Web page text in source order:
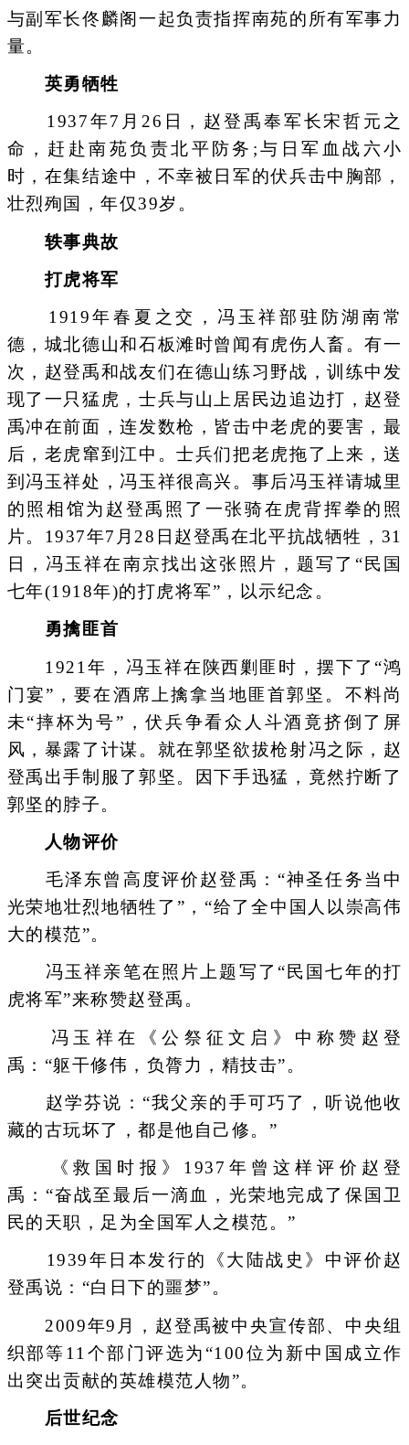
与副军长佟麟阁一起负责指挥南苑的所有军事力
量。
英勇牺牲
1937年7月26日，赵登禹奉军长宋哲元之
命，赶赴南苑负责北平防务;与日军血战六小
时，在集结途中，不幸被日军的伏兵击中胸部，
壮烈殉国，年仅39岁。
轶事典故
打虎将军
1919年春夏之交，冯玉祥部驻防湖南常
德，城北德山和石板滩时曾闻有虎伤人畜。有一
次，赵登禹和战友们在德山练习野战，训练中发
现了一只猛虎，士兵与山上居民边追边打，赵登
禹冲在前面，连发数枪，皆击中老虎的要害，最
后，老虎窜到江中。士兵们把老虎拖了上来，送
到冯玉祥处，冯玉祥很高兴。事后冯玉祥请城里
的照相馆为赵登禹照了一张骑在虎背挥拳的照
片。1937年7月28日赵登禹在北平抗战牺牲，31
日，冯玉祥在南京找出这张照片，题写了“民国
七年(1918年)的打虎将军”，以示纪念。
勇擒匪首
1921年，冯玉祥在陕西剿匪时，摆下了“鸿
门宴”，要在酒席上擒拿当地匪首郭坚。不料尚
未“摔杯为号”，伏兵争看众人斗酒竟挤倒了屏
风，暴露了计谋。就在郭坚欲拔枪射冯之际，赵
登禹出手制服了郭坚。因下手迅猛，竟然拧断了
郭坚的脖子。
人物评价
毛泽东曾高度评价赵登禹：“神圣任务当中
光荣地壮烈地牺牲了”，“给了全中国人以崇高伟
大的模范”。
冯玉祥亲笔在照片上题写了“民国七年的打
虎将军”来称赞赵登禹。
冯玉祥在《公祭征文启》中称赞赵登
禹：“躯干修伟，负膂力，精技击”。
赵学芬说：“我父亲的手可巧了，听说他收
藏的古玩坏了，都是他自己修。”
《救国时报》1937年曾这样评价赵登
禹：“奋战至最后一滴血，光荣地完成了保国卫
民的天职，足为全国军人之模范。”
1939年日本发行的《大陆战史》中评价赵
登禹说：“白日下的噩梦”。
2009年9月，赵登禹被中央宣传部、中央组
织部等11个部门评选为“100位为新中国成立作
出突出贡献的英雄模范人物”。
后世纪念